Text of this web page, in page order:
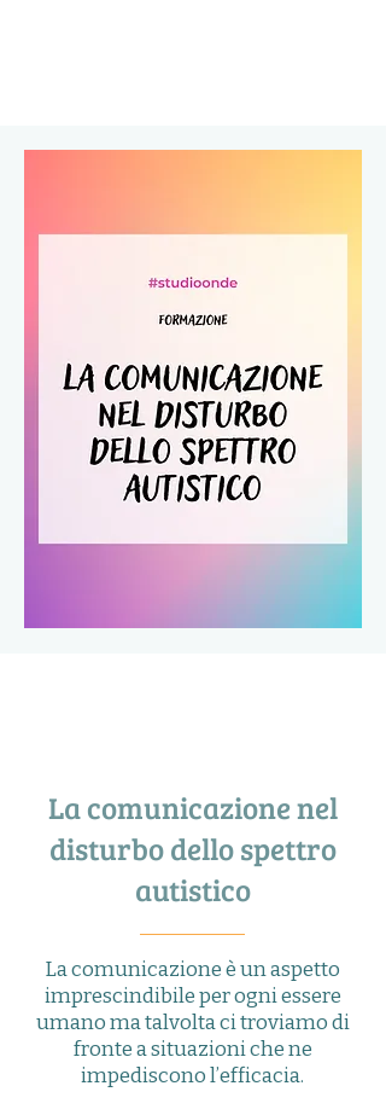
La comunicazione nel
disturbo dello spettro
autistico
La comunicazione è un aspetto
imprescindibile per ogni essere
umano ma talvolta ci troviamo di
fronte a situazioni che ne
impediscono l’efficacia.